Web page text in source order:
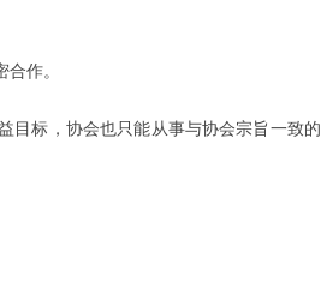
作。
目标，协会也只能从事与协会宗旨一致的